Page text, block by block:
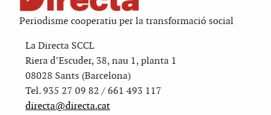
Periodisme cooperatiu per la transformació social
La Directa SCCL
Riera d’Escuder, 38, nau 1, planta 1
08028 Sants (Barcelona)
Tel. 935 27 09 82 / 661 493 117
directa@directa.cat